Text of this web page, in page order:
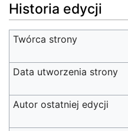
Historia edycji
Twórca strony
Data utworzenia strony
Autor ostatniej edycji